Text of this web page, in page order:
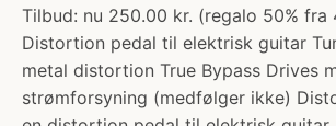
Tilbud: nu 250.00 kr. (regalo 50% fra
Distortion pedal til elektrisk guitar
metal distortion True Bypass Drives
strømforsyning (medfølger ikke)